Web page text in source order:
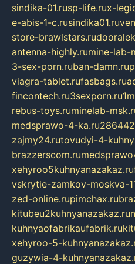
sindika-01.rusp-life.rux-
e-abis-1-c.rusindika01.ru
store-brawlstars.ru
antenna-highly.rumine-lab-
3-sex-porn.ruban-damn.ru
viagra-tablet.rufasbags.ru
fincontech.ru3sexporn.ru
rebus-toys.ruminelab-
medsprawo-4-ka.ru
zajmy24.rutovudyi-4-
brazzerscom.ru
xehyroo5kuhnyanazakaz.ru
vskrytie-zamkov-moskva-
zed-online.rupimchax.ru
kitubeu2kuhnyanazakaz.ru
kuhnyaofabrikaufabrik.ru
xehyroo-5-
guzywia-4-